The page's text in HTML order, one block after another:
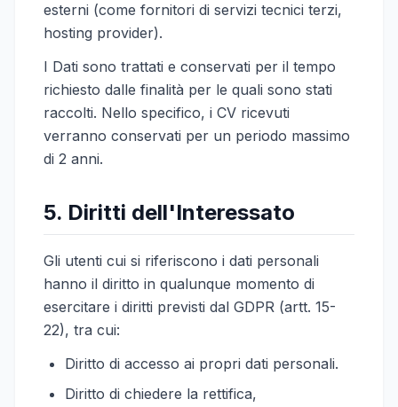
esterni (come fornitori di servizi tecnici terzi,
hosting provider).
I Dati sono trattati e conservati per il tempo
richiesto dalle finalità per le quali sono stati
raccolti. Nello specifico, i CV ricevuti
verranno conservati per un periodo massimo
di 2 anni.
5. Diritti dell'Interessato
Gli utenti cui si riferiscono i dati personali
hanno il diritto in qualunque momento di
esercitare i diritti previsti dal GDPR (artt. 15-
22), tra cui:
Diritto di accesso ai propri dati personali.
Diritto di chiedere la rettifica,